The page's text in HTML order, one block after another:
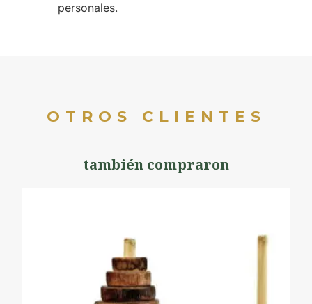
personales.
OTROS CLIENTES
también compraron